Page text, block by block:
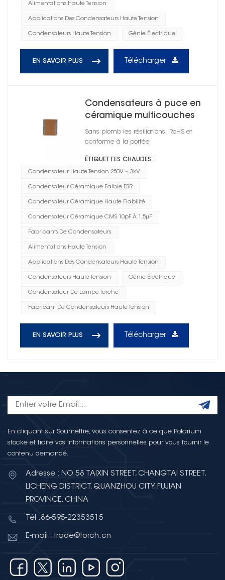
Alimentations Haute Tension
Applications Des Condensateurs Haute Tension
Condensateurs Haute Tension Génie Électrique
EN SAVOIR PLUS Télécharger
Condensateurs à puce en
céramique multicouches
haute tension 1808
Sans plomb les résiliations, RoHS et
conforme à la portée
ÉTIQUETTES CHAUDES :
Condensateur Haute Tension 250V ~ 3kV
Condensateur Céramique Faible ESR
Condensateur Céramique Haute Fiabilité
Condensateur Céramique CMS 10pF À 1,5μF
Fabricants De Condensateurs
Alimentations Haute Tension
Applications Des Condensateurs Haute Tension
Condensateurs Haute Tension Génie Électrique
Condensateur De Lampe Torche
Fabricant De Condensateurs Haute Tension
EN SAVOIR PLUS Télécharger
En cliquant sur Soumettre, vous consentez à ce que Polarium
stocke et traite vos informations personnelles pour vous fournir le
contenu demandé.
Adresse : NO.58 TAIXIN STREET, CHANGTAI STREET,
LICHENG DISTRICT, QUANZHOU CITY, FUJIAN
PROVINCE, CHINA
Tél :86-595-22353515
E-mail : trade@torch.cn